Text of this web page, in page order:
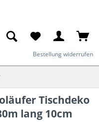
Bestellung widerrufen
Tischdeko
lang 10cm